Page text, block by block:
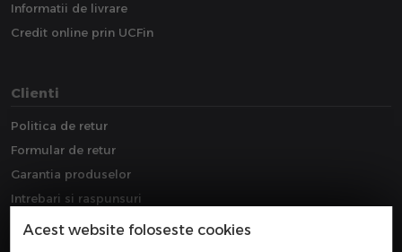
Informatii de livrare
Credit online prin UCFin
Clienti
Politica de retur
Formular de retur
Garantia produselor
Intrebari si raspunsuri
Downloads
Acest website foloseste cookies